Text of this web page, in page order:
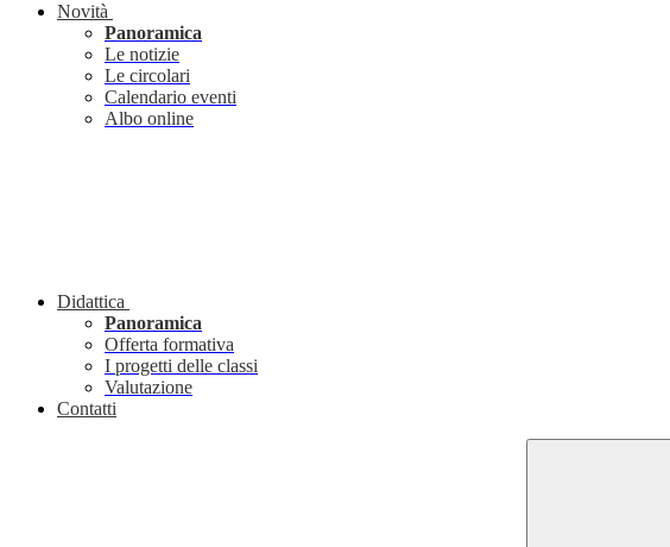
Novità
Panoramica
Le notizie
Le circolari
Calendario eventi
Albo online
Didattica
Panoramica
Offerta formativa
I progetti delle classi
Valutazione
Contatti